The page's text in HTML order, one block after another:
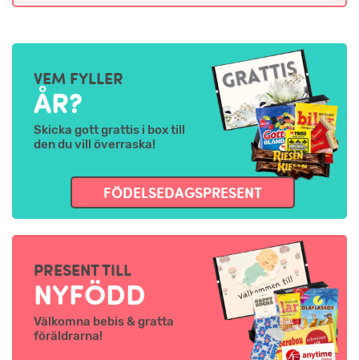
VEM FYLLER
ÅR?
Skicka gott grattis i box till
den du vill överraska!
FÖDELSEDAGSPRESENT
PRESENT TILL
NYFÖDD
Välkomna bebis & gratta
föräldrarna!